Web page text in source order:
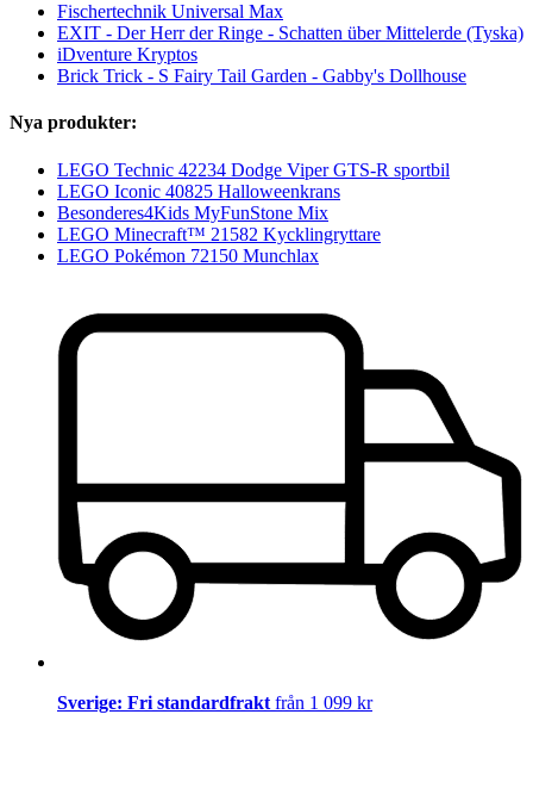
Fischertechnik Universal Max
EXIT - Der Herr der Ringe - Schatten über Mittelerde (Tyska)
iDventure Kryptos
Brick Trick - S Fairy Tail Garden - Gabby's Dollhouse
Nya produkter:
LEGO Technic 42234 Dodge Viper GTS-R sportbil
LEGO Iconic 40825 Halloweenkrans
Besonderes4Kids MyFunStone Mix
LEGO Minecraft™ 21582 Kycklingryttare
LEGO Pokémon 72150 Munchlax
Sverige: Fri standardfrakt från 1 099 kr